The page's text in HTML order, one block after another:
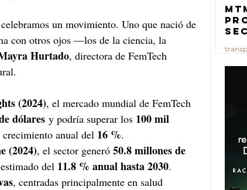
un movimiento. Uno que nació de
con otros ojos —los de la ciencia, la
Hurtado, directora de FemTech
(2024), el mercado mundial de FemTech
dólares y podría superar los 100 mil
crecimiento anual del 16 %.
(2024), el sector generó 50.8 millones de
del 11.8 % anual hasta 2030.
, centradas principalmente en salud
23 jul